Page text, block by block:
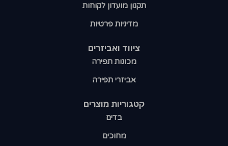
קטגוריות מוצרים​
בדים
מחוכים
ציווד ואביזרים
מכונות תפירה
אביזרי תפירה
תקנון מועדון לקוחות
מדיניות פרטיות